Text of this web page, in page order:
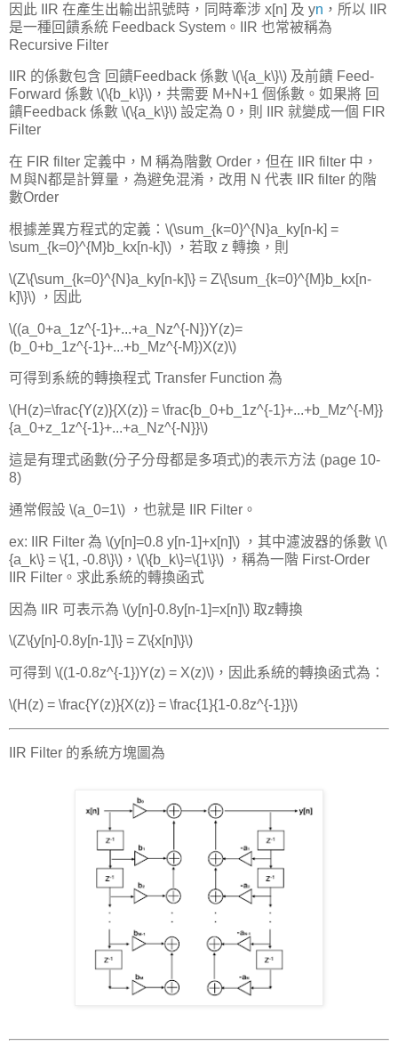
因此 IIR 在產生出輸出訊號時，同時牽涉 x[n] 及 yn ，所以 IIR
是一種回饋系統 Feedback System。IIR 也常被稱為
Recursive Filter
IIR 的係數包含 回饋Feedback 係數 \(\{a_k\}\) 及前饋 Feed-
Forward 係數 \(\{b_k\}\)，共需要 M+N+1 個係數。如果將 回
饋Feedback 係數 \(\{a_k\}\) 設定為 0，則 IIR 就變成一個 FIR
Filter
在 FIR filter 定義中，M 稱為階數 Order，但在 IIR filter 中，
Ｍ與N都是計算量，為避免混淆，改用 N 代表 IIR filter 的階
數Order
根據差異方程式的定義：\(\sum_{k=0}^{N}a_ky[n-k] =
\sum_{k=0}^{M}b_kx[n-k]\) ，若取 z 轉換，則
\(Z\{\sum_{k=0}^{N}a_ky[n-k]\} = Z\{\sum_{k=0}^{M}b_kx[n-
k]\}\) ，因此
\((a_0+a_1z^{-1}+...+a_Nz^{-N})Y(z)=
(b_0+b_1z^{-1}+...+b_Mz^{-M})X(z)\)
可得到系統的轉換程式 Transfer Function 為
\(H(z)=\frac{Y(z)}{X(z)} = \frac{b_0+b_1z^{-1}+...+b_Mz^{-M}}
{a_0+z_1z^{-1}+...+a_Nz^{-N}}\)
這是有理式函數(分子分母都是多項式)的表示方法 (page 10-
8)
通常假設 \(a_0=1\) ，也就是 IIR Filter。
ex: IIR Filter 為 \(y[n]=0.8 y[n-1]+x[n]\) ，其中濾波器的係數 \(\
{a_k\} = \{1, -0.8\}\)，\(\{b_k\}=\{1\}\) ，稱為一階 First-Order
IIR Filter。求此系統的轉換函式
因為 IIR 可表示為 \(y[n]-0.8y[n-1]=x[n]\) 取z轉換
\(Z\{y[n]-0.8y[n-1]\} = Z\{x[n]\}\)
可得到 \((1-0.8z^{-1})Y(z) = X(z)\)，因此系統的轉換函式為：
\(H(z) = \frac{Y(z)}{X(z)} = \frac{1}{1-0.8z^{-1}}\)
IIR Filter 的系統方塊圖為